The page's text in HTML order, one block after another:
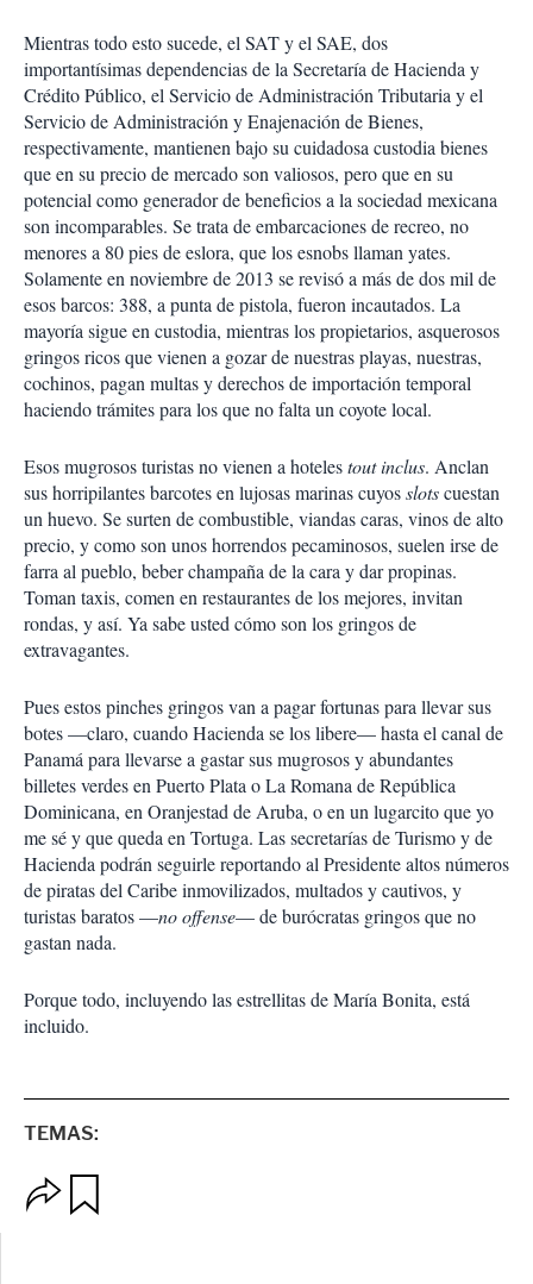
Mientras todo esto sucede, el SAT y el SAE, dos
importantísimas dependencias de la Secretaría de Hacienda y
Crédito Público, el Servicio de Administración Tributaria y el
Servicio de Administración y Enajenación de Bienes,
respectivamente, mantienen bajo su cuidadosa custodia bienes
que en su precio de mercado son valiosos, pero que en su
potencial como generador de beneficios a la sociedad mexicana
son incomparables. Se trata de embarcaciones de recreo, no
menores a 80 pies de eslora, que los esnobs llaman yates.
Solamente en noviembre de 2013 se revisó a más de dos mil de
esos barcos: 388, a punta de pistola, fueron incautados. La
mayoría sigue en custodia, mientras los propietarios, asquerosos
gringos ricos que vienen a gozar de nuestras playas, nuestras,
cochinos, pagan multas y derechos de importación temporal
haciendo trámites para los que no falta un coyote local.
Esos mugrosos turistas no vienen a hotelestout inclus. Anclan
sus horripilantes barcotes en lujosas marinas cuyosslotscuestan
un huevo. Se surten de combustible, viandas caras, vinos de alto
precio, y como son unos horrendos pecaminosos, suelen irse de
farra al pueblo, beber champaña de la cara y dar propinas.
Toman taxis, comen en restaurantes de los mejores, invitan
rondas, y así. Ya sabe usted cómo son los gringos de
extravagantes.
Pues estos pinches gringos van a pagar fortunas para llevar sus
botes —claro, cuando Hacienda se los libere— hasta el canal de
Panamá para llevarse a gastar sus mugrosos y abundantes
billetes verdes en Puerto Plata o La Romana de República
Dominicana, en Oranjestad de Aruba, o en un lugarcito que yo
me sé y que queda en Tortuga. Las secretarías de Turismo y de
Hacienda podrán seguirle reportando al Presidente altos números
de piratas del Caribe inmovilizados, multados y cautivos, y
turistas baratos —no offense— de burócratas gringos que no
gastan nada.
Porque todo, incluyendo las estrellitas de María Bonita, está
incluido.
TEMAS:
p